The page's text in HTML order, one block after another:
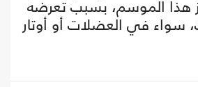
هذا الموسم، بسبب تعرضه
سواء في العضلات أو أوتار